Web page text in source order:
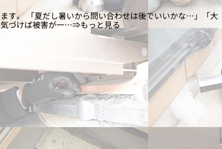
す。 「夏だし暑いから問い合わせは後でいいかな…」「大
気づけば被害が一…⇒もっと見る